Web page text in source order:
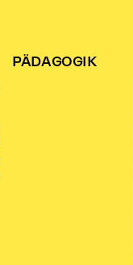
PÄDAGOGIK